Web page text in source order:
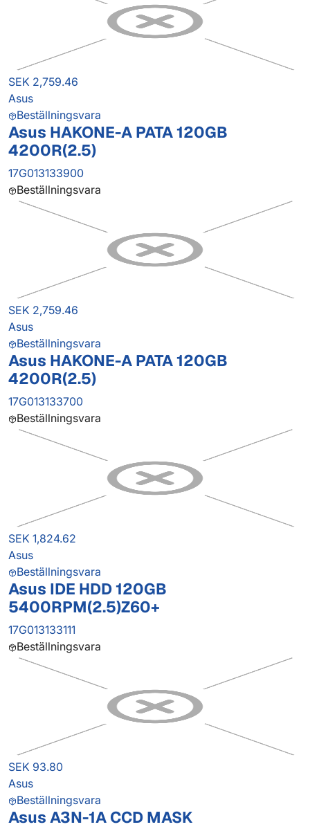
SEK 2,759.46
Asus
Beställningsvara
Asus HAKONE-A PATA 120GB
4200R(2.5)
17G013133900
Beställningsvara
SEK 2,759.46
Asus
Beställningsvara
Asus HAKONE-A PATA 120GB
4200R(2.5)
17G013133700
Beställningsvara
SEK 1,824.62
Asus
Beställningsvara
Asus IDE HDD 120GB
5400RPM(2.5)Z60+
17G013133111
Beställningsvara
SEK 93.80
Asus
Beställningsvara
Asus A3N-1A CCD MASK